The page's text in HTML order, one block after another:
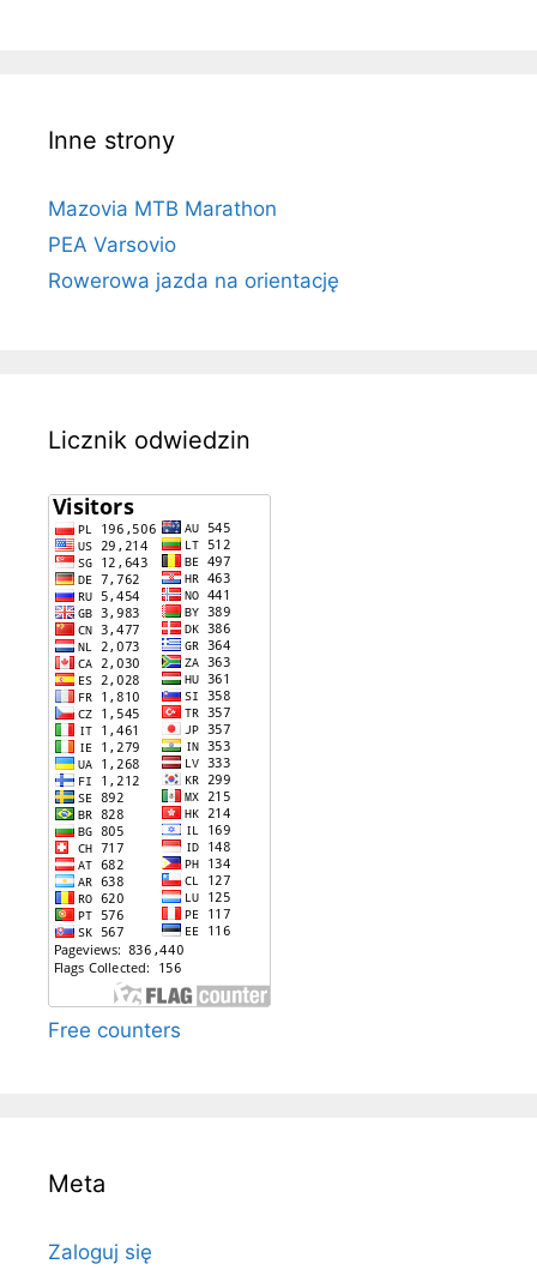
Inne strony
Mazovia MTB Marathon
PEA Varsovio
Rowerowa jazda na orientację
Licznik odwiedzin
Free counters
Meta
Zaloguj się